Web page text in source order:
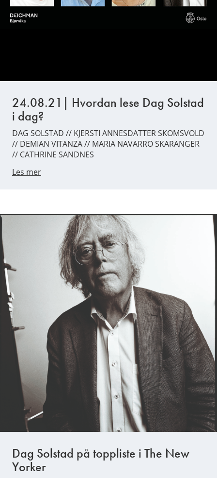
24.08.21| Hvordan lese Dag Solstad
i dag?
DAG SOLSTAD // KJERSTI ANNESDATTER SKOMSVOLD
// DEMIAN VITANZA // MARIA NAVARRO SKARANGER
// CATHRINE SANDNES
Les mer
Dag Solstad på toppliste i The New
Yorker